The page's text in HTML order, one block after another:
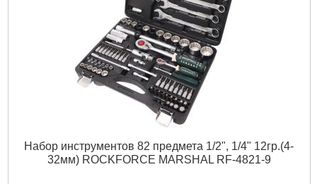
Набор инструментов 82 предмета 1/2", 1/4" 12гр.(4-
32мм) ROCKFORCE MARSHAL RF-4821-9